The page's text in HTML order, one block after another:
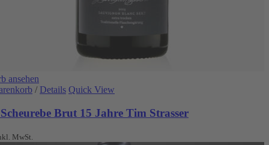
ansehen
/ Details Quick View
Brut 15 Jahre Tim Strasser
MwSt.